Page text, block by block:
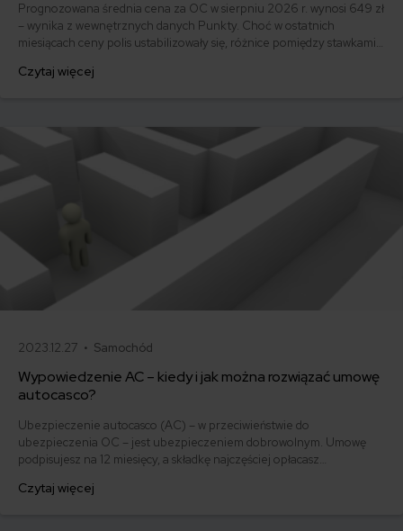
Prognozowana średnia cena za OC w sierpniu 2026 r. wynosi 649 zł
– wynika z wewnętrznych danych Punkty. Choć w ostatnich
miesiącach ceny polis ustabilizowały się, różnice pomiędzy stawkami
500 zł, inni – powyżej 1500 zł. Gdzie znaleźć najtańsze OC w Polsce
Czytaj więcej
2023.12.27 • Samochód
Wypowiedzenie AC – kiedy i jak można rozwiązać umowę
autocasco?
Ubezpieczenie autocasco (AC) – w przeciwieństwie do
ubezpieczenia OC – jest ubezpieczeniem dobrowolnym. Umowę
podpisujesz na 12 miesięcy, a składkę najczęściej opłacasz
ofertę lub zdecydowałeś się sprzedać samochód w trakcie trwania
Czytaj więcej